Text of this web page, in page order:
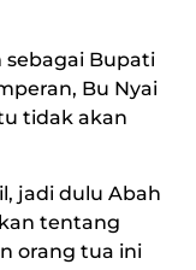
Bupati
Bu Nyai
tidak akan
jadi dulu Abah
tentang
orang tua ini